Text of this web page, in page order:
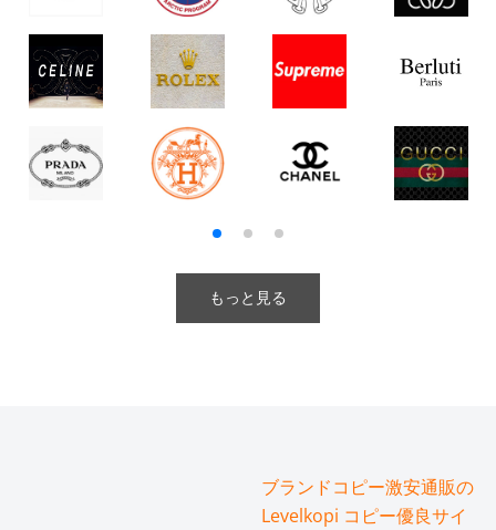
もっと見る
ブランドコピー激安通販の
Levelkopi コピー優良サイ